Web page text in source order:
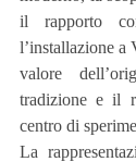
il rapporto
l’installazione a
valore
tradizione e il
centro di
La